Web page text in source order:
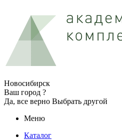
Новосибирск
Ваш город ?
Да, все верно Выбрать другой
Меню
Каталог